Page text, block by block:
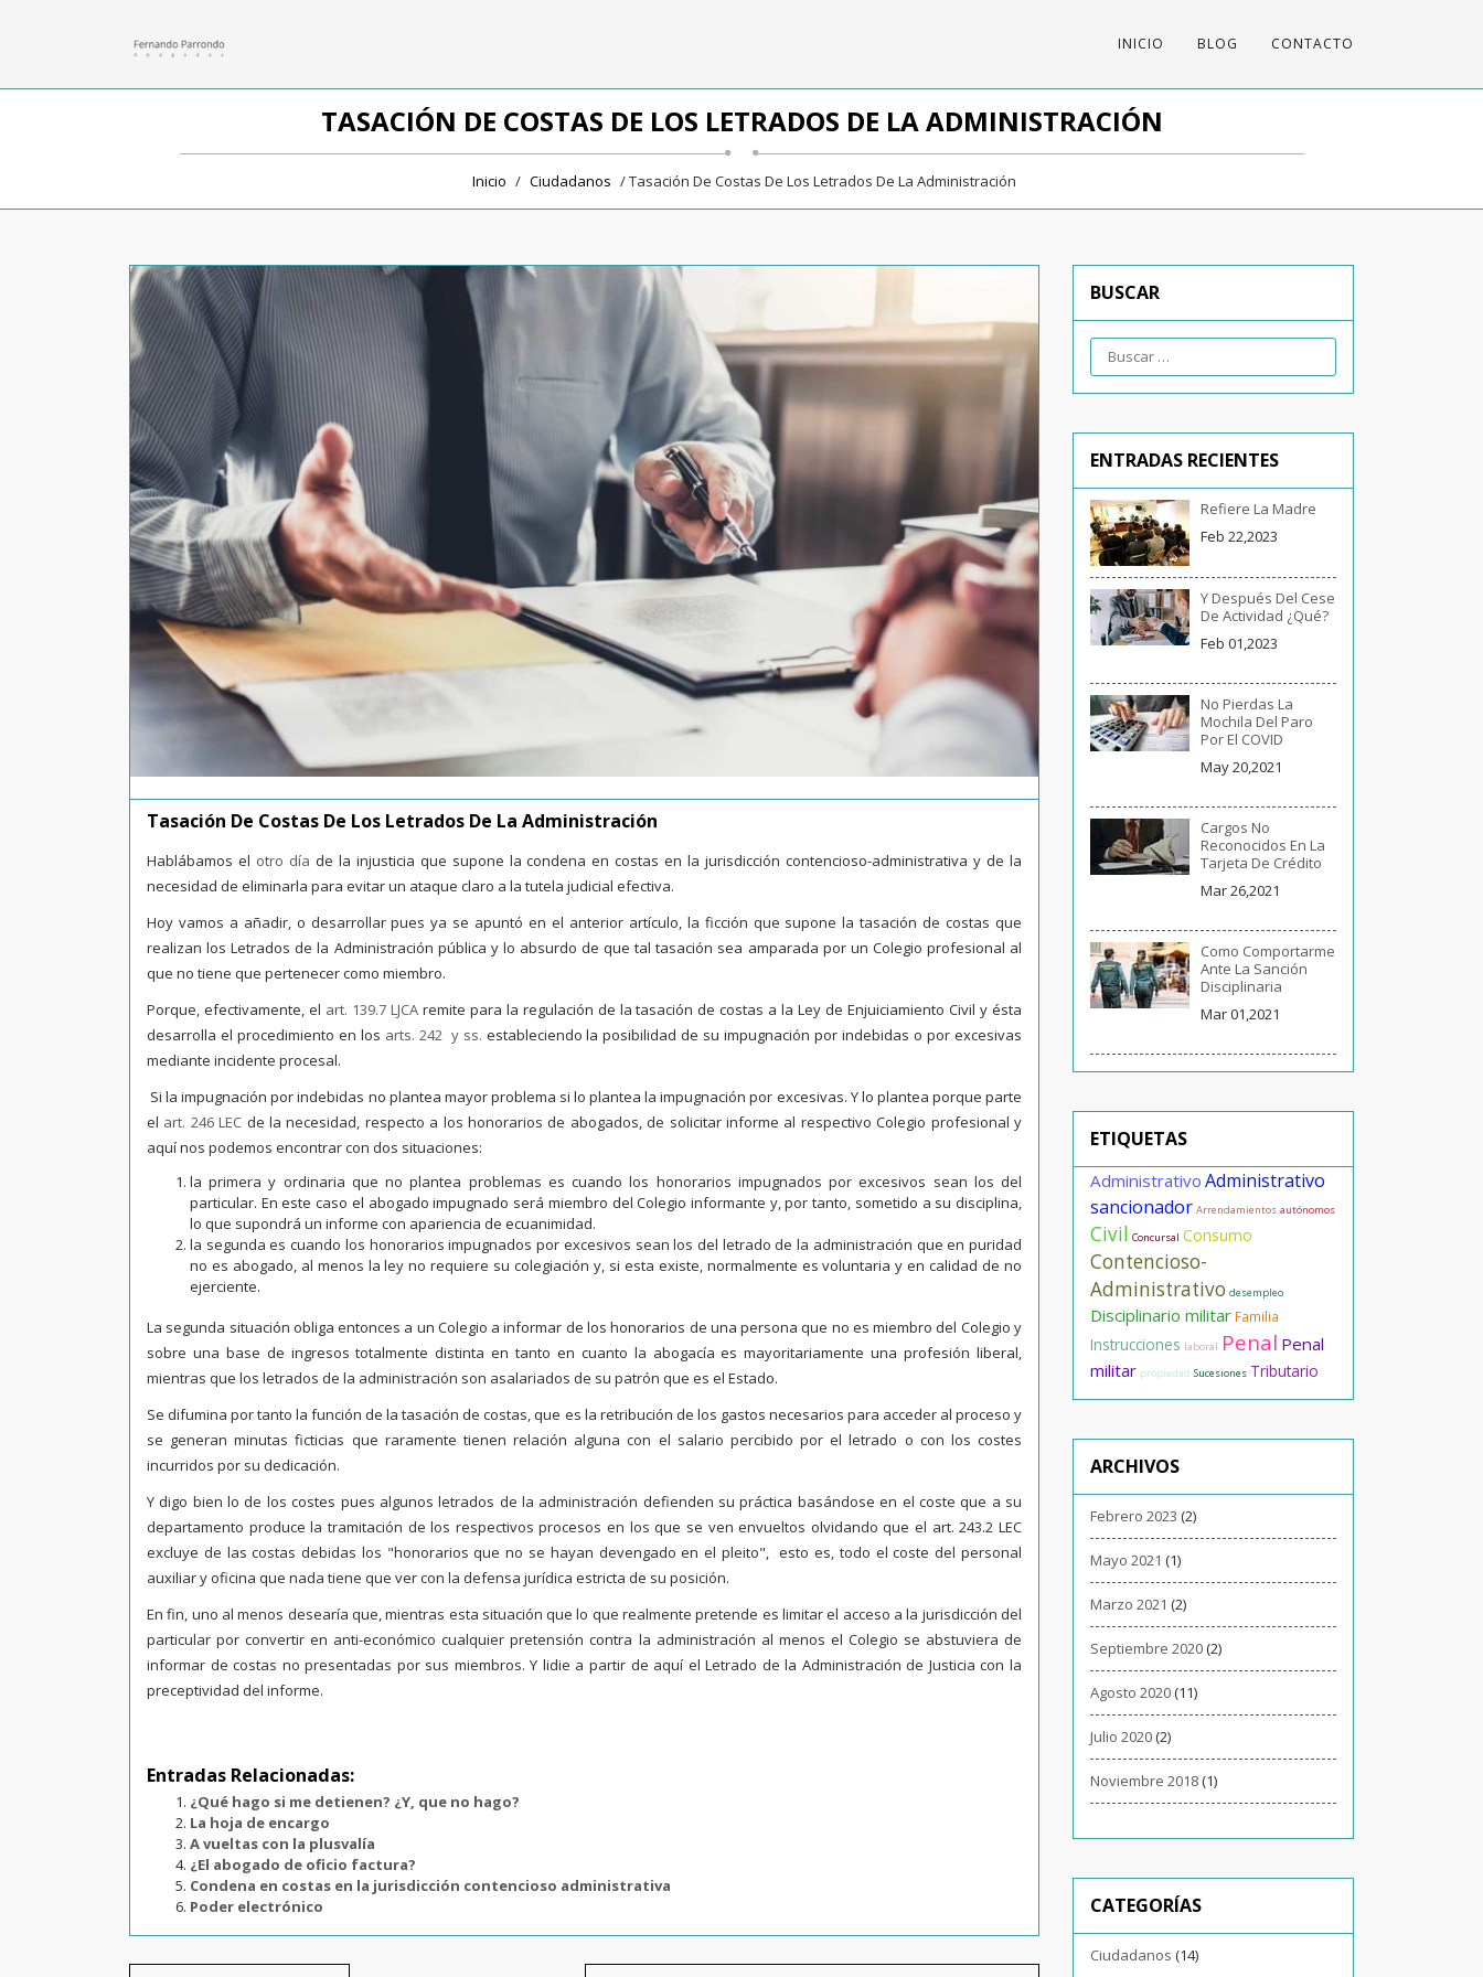
INICIO BLOG CONTACTO
TASACIÓN DE COSTAS DE LOS LETRADOS DE LA ADMINISTRACIÓN
Inicio / Ciudadanos / Tasación De Costas De Los Letrados De La Administración
Tasación De Costas De Los Letrados De La Administración
Hablábamos el otro día de la injusticia que supone la condena en costas en la jurisdicción contencioso-administrativa y de la
necesidad de eliminarla para evitar un ataque claro a la tutela judicial efectiva.
Hoy vamos a añadir, o desarrollar pues ya se apuntó en el anterior artículo, la ficción que supone la tasación de costas que
realizan los Letrados de la Administración pública y lo absurdo de que tal tasación sea amparada por un Colegio profesional al
que no tiene que pertenecer como miembro.
Porque, efectivamente, el art. 139.7 LJCAremite para la regulación de la tasación de costas a la Ley de Enjuiciamiento Civil y ésta
desarrolla el procedimiento en los arts. 242 y ss. estableciendo la posibilidad de su impugnación por indebidas o por excesivas
mediante incidente procesal.
Si la impugnación por indebidas no plantea mayor problema si lo plantea la impugnación por excesivas. Y lo plantea porque parte
el art. 246 LEC de la necesidad, respecto a los honorarios de abogados, de solicitar informe al respectivo Colegio profesional y
aquí nos podemos encontrar con dos situaciones:
la primera y ordinaria que no plantea problemas es cuando los honorarios impugnados por excesivos sean los del
particular. En este caso el abogado impugnado será miembro del Colegio informante y, por tanto, sometido a su disciplina,
lo que supondrá un informe con apariencia de ecuanimidad.
la segunda es cuando los honorarios impugnados por excesivos sean los del letrado de la administración que en puridad
no es abogado, al menos la ley no requiere su colegiación y, si esta existe, normalmente es voluntaria y en calidad de no
ejerciente.
La segunda situación obliga entonces a un Colegio a informar de los honorarios de una persona que no es miembro del Colegio y
sobre una base de ingresos totalmente distinta en tanto en cuanto la abogacía es mayoritariamente una profesión liberal,
mientras que los letrados de la administración son asalariados de su patrón que es el Estado.
Se difumina por tanto la función de la tasación de costas, que es la retribución de los gastos necesarios para acceder al proceso y
se generan minutas ficticias que raramente tienen relación alguna con el salario percibido por el letrado o con los costes
incurridos por su dedicación.
Y digo bien lo de los costes pues algunos letrados de la administración defienden su práctica basándose en el coste que a su
departamento produce la tramitación de los respectivos procesos en los que se ven envueltos olvidando que el art. 243.2 LEC
excluye de las costas debidas los "honorarios que no se hayan devengado en el pleito", esto es, todo el coste del personal
auxiliar y oficina que nada tiene que ver con la defensa jurídica estricta de su posición.
En fin, uno al menos desearía que, mientras esta situación que lo que realmente pretende es limitar el acceso a la jurisdicción del
particular por convertir en anti-económico cualquier pretensión contra la administración al menos el Colegio se abstuviera de
informar de costas no presentadas por sus miembros. Y lidie a partir de aquí el Letrado de la Administración de Justicia con la
preceptividad del informe.
Entradas Relacionadas:
¿Qué hago si me detienen? ¿Y, que no hago?
La hoja de encargo
A vueltas con la plusvalía
¿El abogado de oficio factura?
Condena en costas en la jurisdicción contencioso administrativa
Poder electrónico
BUSCAR
ENTRADAS RECIENTES
Refiere La Madre
Feb 22,2023
Y Después Del Cese
De Actividad ¿qué?
Feb 01,2023
No Pierdas La
Mochila Del Paro
Por El COVID
May 20,2021
Cargos No
Reconocidos En La
Tarjeta De Crédito
Mar 26,2021
Como Comportarme
Ante La Sanción
Disciplinaria
Mar 01,2021
ETIQUETAS
Administrativo Administrativo
sancionador Arrendamientos autónomos
Civil Concursal Consumo
Contencioso-
Administrativo desempleo
Disciplinario militar Familia
Instrucciones laboral Penal Penal
militar propiedad Sucesiones Tributario
ARCHIVOS
Febrero 2023 (2)
Mayo 2021 (1)
Marzo 2021 (2)
Septiembre 2020(2)
Agosto 2020(11)
Julio 2020(2)
Noviembre 2018(1)
CATEGORÍAS
Ciudadanos (14)